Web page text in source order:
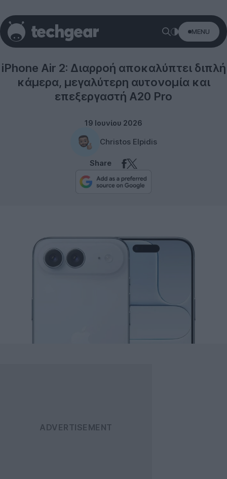
MENU
iPhone Air 2: Διαρροή αποκαλύπτει διπλή
κάμερα, μεγαλύτερη αυτονομία και
επεξεργαστή A20 Pro
19 Ιουνίου 2026
Christos Elpidis
Share